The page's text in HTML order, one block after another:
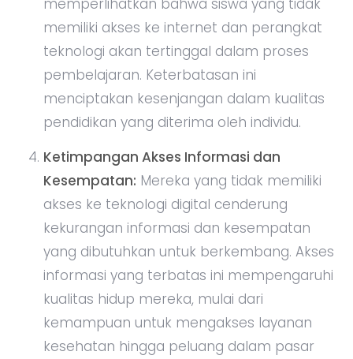
memperlihatkan bahwa siswa yang tidak
memiliki akses ke internet dan perangkat
teknologi akan tertinggal dalam proses
pembelajaran. Keterbatasan ini
menciptakan kesenjangan dalam kualitas
pendidikan yang diterima oleh individu.
Ketimpangan Akses Informasi dan
Kesempatan: Mereka yang tidak memiliki
akses ke teknologi digital cenderung
kekurangan informasi dan kesempatan
yang dibutuhkan untuk berkembang. Akses
informasi yang terbatas ini mempengaruhi
kualitas hidup mereka, mulai dari
kemampuan untuk mengakses layanan
kesehatan hingga peluang dalam pasar